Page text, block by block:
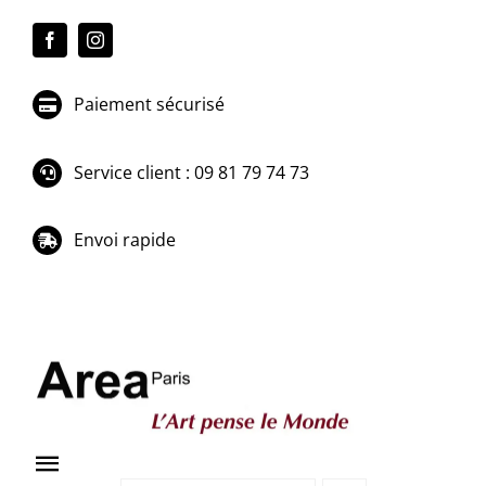
Paiement sécurisé
Service client : 09 81 79 74 73
Envoi rapide